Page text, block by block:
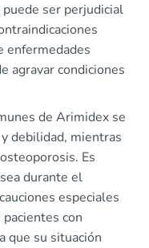
ser perjudicial
enfermedades
agravar condiciones
de Arimidex se
debilidad, mientras
Es
durante el
especiales
con
que su situación